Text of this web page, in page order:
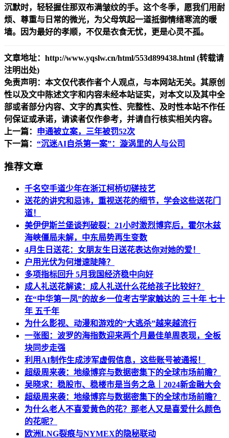
沉默时，轻轻握住那双布满皱纹的手。这个冬季，愿我们用耐
烦、尊重与日常的微光，为父母筑起一道抵御情绪寒流的暖
墙。因为最好的孝顺，不仅是衣食无忧，更是心灵不孤。
文章地址：http://www.yqslw.cn/html/553d899438.html (转载请
注明出处)
免责声明：本文仅代表作者个人观点，与本网站无关。其原创
性以及文中陈述文字和内容未经本站证实，对本文以及其中全
部或者部分内容、文字的真实性、完整性、及时性本站不作任
何保证或承诺，请读者仅作参考，并请自行核实相关内容。
上一篇： 申通被立案，三年被罚52次
下一篇： “沉迷AI自杀第一案”：漩涡里的人与公司
推荐文章
千名空手道少年在浙江柯桥切磋技艺
送花的讲究和忌讳，重视送花的细节，学会这些送花门
道！
美伊伊斯兰堡谈判破裂：21小时激烈博弈后，霍尔木兹
海峡僵局未解，中东局势再生变数
4月生日送花：女朋友生日送花表达你对她的爱！
户用光伏为何增速陡降？
多项指标回升 5月我国经济稳中向好
成人礼送花解读：成人礼送什么花给孩子比较好？
在“中华第一凤”的故乡一位考古学家触达的 三十年 七十
年 五千年
为什么影视、动漫和游戏的“大逃杀”越来越流行
一张图：波罗的海指数迎来两个月最佳单周表现，全板
块同步走强
利用AI制作生成涉军虚假信息，这些账号被通报！
超级周来袭：地缘博弈与数据密集下的全球市场前瞻？
吴晓求：稳股市、稳楼市是当务之急｜2024新金融大会
超级周来袭：地缘博弈与数据密集下的全球市场前瞻？
为什么老人不喜爱黄色的花？那老人又是喜爱什么颜色
的花呢？
欧洲LNG裂痕与NYMEX的隐秘联动